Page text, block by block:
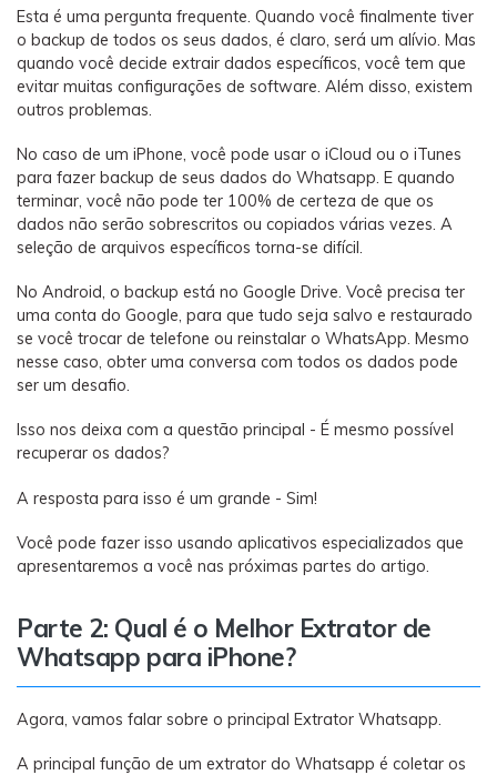
Esta é uma pergunta frequente. Quando você finalmente tiver
o backup de todos os seus dados, é claro, será um alívio. Mas
quando você decide extrair dados específicos, você tem que
evitar muitas configurações de software. Além disso, existem
outros problemas.
No caso de um iPhone, você pode usar o iCloud ou o iTunes
para fazer backup de seus dados do Whatsapp. E quando
terminar, você não pode ter 100% de certeza de que os
dados não serão sobrescritos ou copiados várias vezes. A
seleção de arquivos específicos torna-se difícil.
No Android, o backup está no Google Drive. Você precisa ter
uma conta do Google, para que tudo seja salvo e restaurado
se você trocar de telefone ou reinstalar o WhatsApp. Mesmo
nesse caso, obter uma conversa com todos os dados pode
ser um desafio.
Isso nos deixa com a questão principal - É mesmo possível
recuperar os dados?
A resposta para isso é um grande - Sim!
Você pode fazer isso usando aplicativos especializados que
apresentaremos a você nas próximas partes do artigo.
Parte 2: Qual é o Melhor Extrator de
Whatsapp para iPhone?
Agora, vamos falar sobre o principal Extrator Whatsapp.
A principal função de um extrator do Whatsapp é coletar os